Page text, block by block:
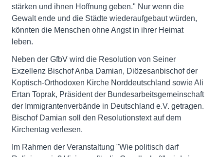
stärken und ihnen Hoffnung geben." Nur wenn die
Gewalt ende und die Städte wiederaufgebaut würden,
könnten die Menschen ohne Angst in ihrer Heimat
leben.
Neben der GfbV wird die Resolution von Seiner
Exzellenz Bischof Anba Damian, Diözesanbischof der
Koptisch-Orthodoxen Kirche Norddeutschland sowie Ali
Ertan Toprak, Präsident der Bundesarbeitsgemeinschaft
der Immigrantenverbände in Deutschland e.V. getragen.
Bischof Damian soll den Resolutionstext auf dem
Kirchentag verlesen.
Im Rahmen der Veranstaltung "Wie politisch darf